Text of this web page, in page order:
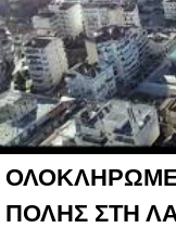
ΠΟΛΗΣ ΣΤΗ